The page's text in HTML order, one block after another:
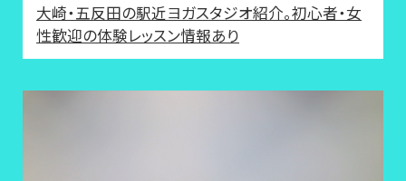
大崎・五反田の駅近ヨガスタジオ紹介。初心者・女
性歓迎の体験レッスン情報あり